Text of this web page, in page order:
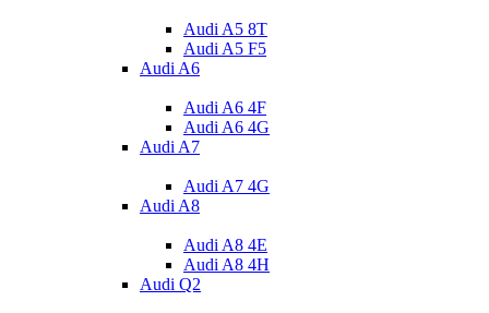
Audi A5 8T
Audi A5 F5
Audi A6
Audi A6 4F
Audi A6 4G
Audi A7
Audi A7 4G
Audi A8
Audi A8 4E
Audi A8 4H
Audi Q2